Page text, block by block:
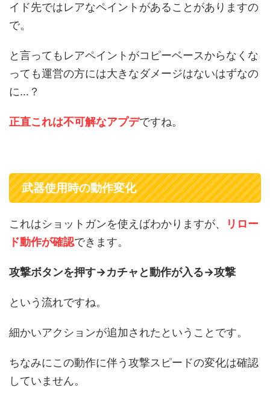
イド先ではレアなペイントがあることがありますの
で。
と言ってもレアペイントがコピーベースからなくな
っても運営の方には大きなダメージはないはずなの
に…？
正直これは不可解なアプデですね。
武器使用時の動作変化
これはショットガンを使えばわかりますが、
リロー
ド動作が確認できます。
攻撃ボタンを押す→カチャと動作が入る→攻撃
という流れですね。
細かいアクションが追加されたということです。
ちなみにこの動作に伴う攻撃スピードの変化は確認
していません。